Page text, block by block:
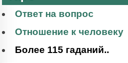
Ответ на вопрос
Отношение к человеку
Более 115 гаданий..